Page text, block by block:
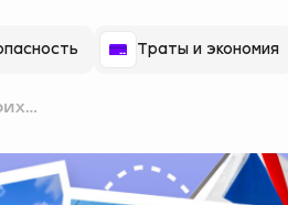
Траты и экономия